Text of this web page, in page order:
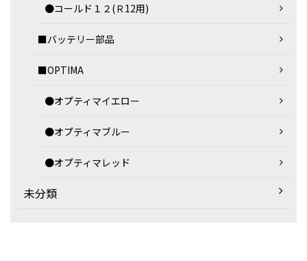
●コールド１２(Ｒ12用)
■バッテリー部品
■OPTIMA
●オプティマイエロー
●オプティマブルー
●オプティマレッド
未分類